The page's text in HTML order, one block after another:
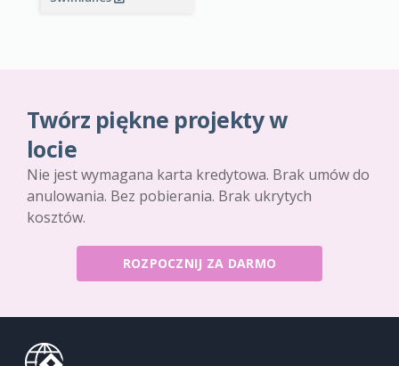
Twórz piękne projekty w
locie
Nie jest wymagana karta kredytowa. Brak umów do
anulowania. Bez pobierania. Brak ukrytych
kosztów.
ROZPOCZNIJ ZA DARMO